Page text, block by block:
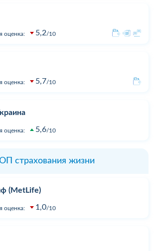
оценка: 5,2 10
оценка: 5,7 10
оценка: 5,6 10
страхования жизни
(MetLife)
оценка: 1,0 10